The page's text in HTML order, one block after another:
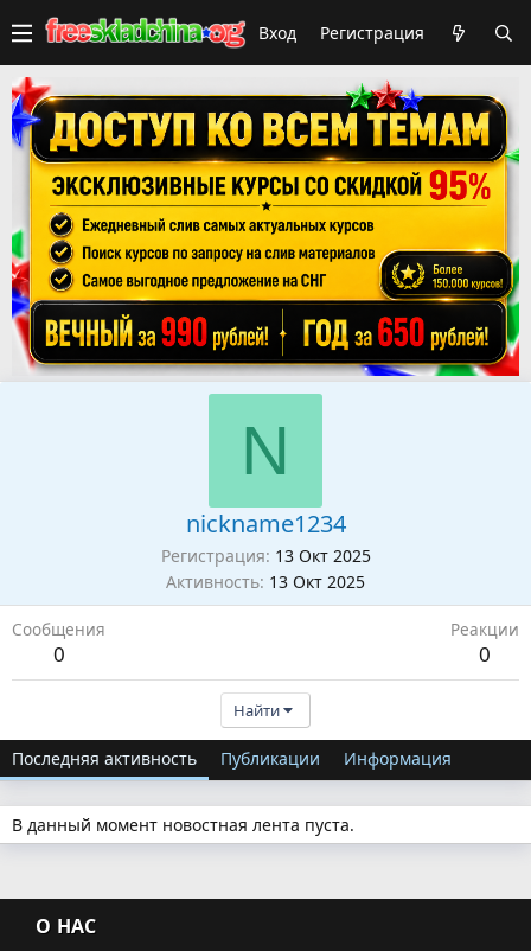
Вход Регистрация
N
nickname1234
Регистрация 13 Окт 2025
Активность 13 Окт 2025
Сообщения
0
Реакции
0
Найти
Последняя активность Публикации Информация
В данный момент новостная лента пуста.
О НАС